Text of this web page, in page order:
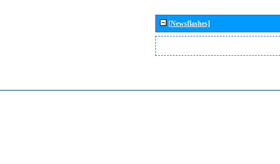
[Newsflashes]